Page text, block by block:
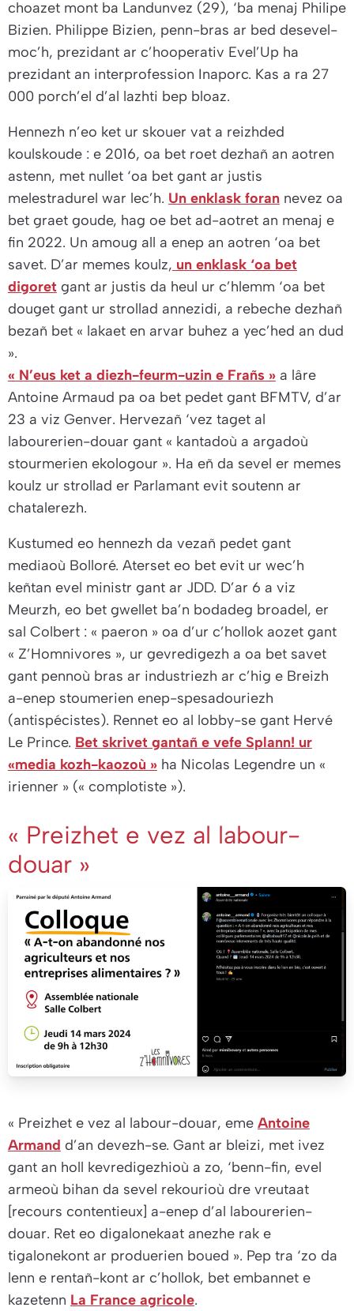
choazet mont ba Landunvez (29), ‘ba menaj Philipe
Bizien. Philippe Bizien, penn-bras ar bed desevel-
moc’h, prezidant ar c’hooperativ Evel’Up ha
prezidant an interprofession Inaporc. Kas a ra 27
000 porch’el d’al lazhti bep bloaz.
Hennezh n’eo ket ur skouer vat a reizhded
koulskoude : e 2016, oa bet roet dezhañ an aotren
astenn, met nullet ‘oa bet gant ar justis
melestradurel war lec’h. Un enklask forannevez oa
bet graet goude, hag oe bet ad-aotret an menaj e
fin 2022. Un amoug all a enep an aotren ‘oa bet
savet. D’ar memes koulz, un enklask ‘oa bet
digoretgant ar justis da heul ur c’hlemm ‘oa bet
douget gant ur strollad annezidi, a rebeche dezhañ
bezañ bet « lakaet en arvar buhez a yec’hed an dud
».
« N’eus ket a diezh-feurm-uzin e Frañs »a lâre
Antoine Armaud pa oa bet pedet gant BFMTV, d’ar
23 a viz Genver. Hervezañ ‘vez taget al
labourerien-douar gant « kantadoù a argadoù
stourmerien ekologour ». Ha eñ da sevel er memes
koulz ur strollad er Parlamant evit soutenn ar
chatalerezh.
Kustumed eo hennezh da vezañ pedet gant
mediaoù Bolloré. Aterset eo bet evit ur wec’h
keñtan evel ministr gant ar JDD. D’ar 6 a viz
Meurzh, eo bet gwellet ba’n bodadeg broadel, er
sal Colbert : « paeron » oa d’ur c’hollok aozet gant
« Z’Homnivores », ur gevredigezh a oa bet savet
gant pennoù bras ar industriezh ar c’hig e Breizh
a-enep stoumerien enep-spesadouriezh
(antispécistes). Rennet eo al lobby-se gant Hervé
Le Prince. Bet skrivet gantañ e vefe Splann! ur
«media kozh-kaozoù »ha Nicolas Legendre un «
irienner » (« complotiste »).
« Preizhet e vez al labour-
douar »
« Preizhet e vez al labour-douar, eme Antoine
Armand d’an devezh-se. Gant ar bleizi, met ivez
gant an holl kevredigezhioù a zo, ‘benn-fin, evel
armeoù bihan da sevel rekourioù dre vreutaat
[recours contentieux] a-enep d’al labourerien-
douar. Ret eo digalonekaat anezhe rak e
tigalonekont ar produerien boued ». Pep tra ‘zo da
lenn e rentañ-kont ar c’hollok, bet embannet e
kazetenn La France agricole.